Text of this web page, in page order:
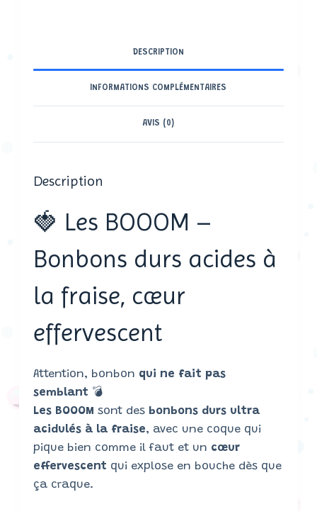
DESCRIPTION
INFORMATIONS COMPLÉMENTAIRES
AVIS (0)
Description
🍓 Les BOOOM –
Bonbons durs acides à
la fraise, cœur
effervescent
Attention, bonbon qui ne fait pas
semblant 💣
Les BOOOM sont des bonbons durs ultra
acidulés à la fraise, avec une coque qui
pique bien comme il faut et un cœur
effervescent qui explose en bouche dès que
ça craque.